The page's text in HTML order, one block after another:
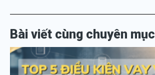
Bài viết cùng chuyên mục